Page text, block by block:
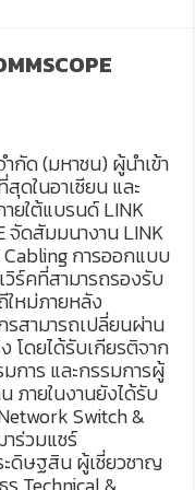
กัด (มหาชน) ผู้นำเข้า
ในอาเซียน และ
ยใต้แบรนด์ LINK
จัดสัมมนางาน LINK
Cabling การออกแบบ
คที่สามารถรองรับ
ใหม่ภายหลัง
สามารถเปลี่ยนผ่าน
โดยได้รับเกียรติจาก
าร และกรรมการผู้
ภายในงานยังได้รับ
Switch &
ร่วมแชร์
ดิษฐสิน ผู้เชี่ยวชาญ